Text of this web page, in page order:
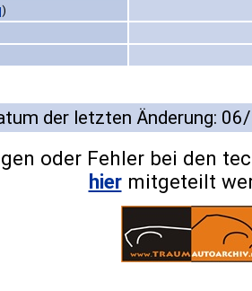
)
der letzten Änderung:
oder Fehler bei den
hiermitgeteilt